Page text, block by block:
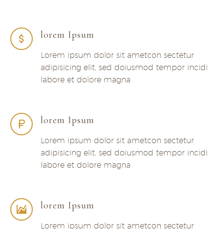
lorem Ipsum
Lorem ipsum dolor sit ametcon sectetur
adipisicing elit, sed doiusmod tempor incidi
labore et dolore magna
lorem Ipsum
Lorem ipsum dolor sit ametcon sectetur
adipisicing elit, sed doiusmod tempor incidi
labore et dolore magna
lorem Ipsum
Lorem ipsum dolor sit ametcon sectetur